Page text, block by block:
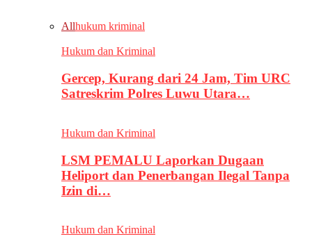
Allhukum kriminal
Hukum dan Kriminal
Gercep, Kurang dari 24 Jam, Tim URC
Satreskrim Polres Luwu Utara…
Hukum dan Kriminal
LSM PEMALU Laporkan Dugaan
Heliport dan Penerbangan Ilegal Tanpa
Izin di…
Hukum dan Kriminal